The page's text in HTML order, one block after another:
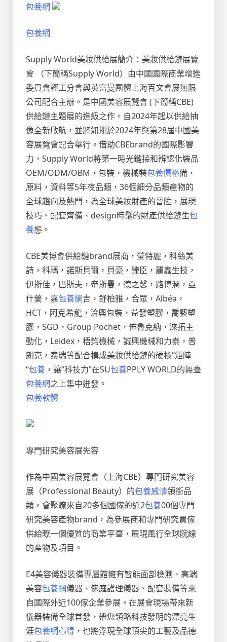
包養網
包養網
Supply World美妝供給展簡介：美妝供給鏈展覽
會 （下簡稱Supply World）由中國國際商業增進
委員會輕工分會與英富曼團體上海百文會展無限
公司配合主辦。是中國美容展覽會 (下簡稱CBE)
供給鏈主題展的進級之作。自2024年起以供給抽
像全新啟航，並將如期於2024年與第28屆中國美
容展覽會配合舉行。借助CBEbrand的國際影響
力，Supply World將第一時光鏈接和辨認化裝品
OEM/ODM/OBM，包裝，機械裝包養價格備，
原料，資料等5年夜品類，36個細分品類產物的
全球趨向及熱門，為全球美妝財產的晉陞，展現
技巧、配套齊備、design時髦的財產供給鏈生包
養態。
CBE美博會供給鏈brand展商，瑩特麗，科絲美
詩，科瑪，諾斯貝爾，貝豪，臻臣，麗鑫生技，
伊斯佳，巴斯夫，帝斯曼，德之馨，路博潤，亞
什蘭，嘉包養網吉，舒柏雅，合眾，Albéa，
HCT，阿克希龍，洽興包裝，益發塑膠，喬藝塑
膠，SGD，Group Pochet，佈魯克納，淶拓主
動化，Leidex，梧鈞機械，誠興機械和力泰，普
朗克，泰瑞等配合構成美妝供給鏈的硬核“矩陣
“包養 ，讓“科技力”在SU包養PPLY WORLD的舞臺
包養網之上集中迸發。
包養軟體
專門研究美容展先容
作為中國美容展覽會（上海CBE）專門研究美容
展（Professional Beauty）的包養感情領銜品
類，會聚瞭來自20多個國傢的近2包養00個專門
研究美容產物brand，為參展商和專門研究買傢
供給瞭一個優質的商業平臺，展現風行全球院線
的產物及項目。
E4美容儀器裝備專屬館擁有智能面部檢測、高端
美容包養網儀器、傢庭護理儀器、配套裝備等來
自國際外近100傢企業參展。在展會現場帶來新
儀器裝備全球首發，帶您領略科技發明的漂亮生
涯包養網心得 ，也將浮現全球頂尖的工藝及品德